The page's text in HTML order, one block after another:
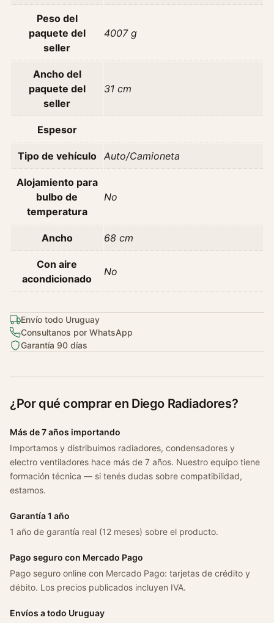
Peso del
paquete del
seller
4007 g
Ancho del
paquete del
seller
31 cm
Espesor
Tipo de vehículo Auto/Camioneta
Alojamiento para
bulbo de
temperatura
No
Ancho 68 cm
Con aire
acondicionado
No
Envío todo Uruguay
Consultanos por WhatsApp
Garantía 90 días
¿Por qué comprar en Diego Radiadores?
Más de 7 años importando
Importamos y distribuimos radiadores, condensadores y
electro ventiladores hace más de 7 años. Nuestro equipo tiene
formación técnica — si tenés dudas sobre compatibilidad,
estamos.
Garantía 1 año
1 año de garantía real (12 meses) sobre el producto.
Pago seguro con Mercado Pago
Pago seguro online con Mercado Pago: tarjetas de crédito y
débito. Los precios publicados incluyen IVA.
Envíos a todo Uruguay